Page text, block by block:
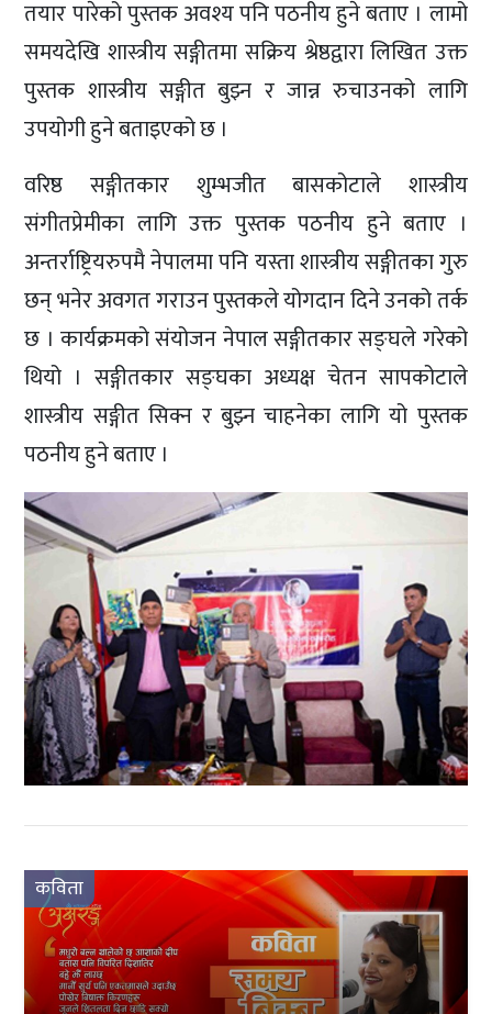
तयार पारेको पुस्तक अवश्य पनि पठनीय हुने बताए । लामो
समयदेखि शास्त्रीय सङ्गीतमा सक्रिय श्रेष्ठद्वारा लिखित उक्त
पुस्तक शास्त्रीय सङ्गीत बुझ्न र जान्न रुचाउनको लागि
उपयोगी हुने बताइएको छ ।
वरिष्ठ सङ्गीतकार शुम्भजीत बासकोटाले शास्त्रीय
संगीतप्रेमीका लागि उक्त पुस्तक पठनीय हुने बताए ।
अन्तर्राष्ट्रियरुपमै नेपालमा पनि यस्ता शास्त्रीय सङ्गीतका गुरु
छन् भनेर अवगत गराउन पुस्तकले योगदान दिने उनको तर्क
छ । कार्यक्रमको संयोजन नेपाल सङ्गीतकार सङ्घले गरेको
थियो । सङ्गीतकार सङ्घका अध्यक्ष चेतन सापकोटाले
शास्त्रीय सङ्गीत सिक्न र बुझ्न चाहनेका लागि यो पुस्तक
पठनीय हुने बताए ।
कविता